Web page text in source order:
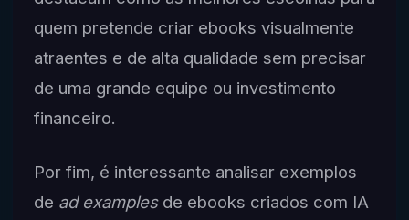
quem pretende criar ebooks visualmente
atraentes e de alta qualidade sem precisar
de uma grande equipe ou investimento
financeiro.
Por fim, é interessante analisar exemplos
de ad examplesde ebooks criados com IA